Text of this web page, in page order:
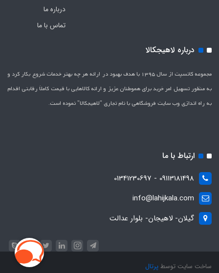
درباره ما
تماس با ما
درباره لاهیجکالا
مجموعه کانسپت از سال 1395 با هدف بهبود در ارائه هر چه بهتر خدمات شروع بکار کرد و
به منظور تسهیل امر خرید برای هموطنان عزیز و ارائه کالاهایی با قیمت کاملاَ رقابتی اقدام
به راه اندازی وب سایت فروشگاهی با نام تجاری "لاهیج­کالا" نموده است.
ارتباط با ما
09113181498 - 01341230697
info@lahijkala.com
گیلان- لاهیجان- بلوار عدالت
ساخت سایت توسطپرتال